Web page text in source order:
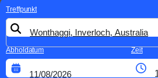
Treffpunkt
Abholdatum Zeit